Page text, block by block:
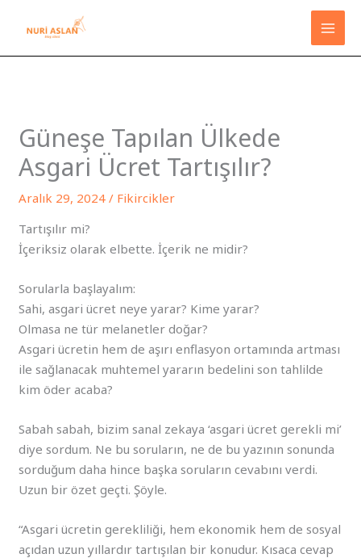
Güneşe Tapılan Ülkede
Asgari Ücret Tartışılır?
Aralık 29, 2024/ Fikircikler
Tartışılır mi?
İçeriksiz olarak elbette. İçerik ne midir?
Sorularla başlayalım:
Sahi, asgari ücret neye yarar? Kime yarar?
Olmasa ne tür melanetler doğar?
Asgari ücretin hem de aşırı enflasyon ortamında artması
ile sağlanacak muhtemel yararın bedelini son tahlilde
kim öder acaba?
Sabah sabah, bizim sanal zekaya ‘asgari ücret gerekli mi’
diye sordum. Ne bu soruların, ne de bu yazının sonunda
sorduğum daha hince başka soruların cevabını verdi.
Uzun bir özet geçti. Şöyle.
“Asgari ücretin gerekliliği, hem ekonomik hem de sosyal
açıdan uzun yıllardır tartışılan bir konudur. Kısaca cevap